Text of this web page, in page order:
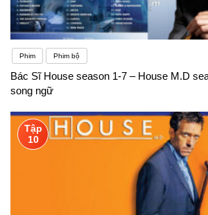
Phim Phim bộ
Bác Sĩ House season 1-7 – House M.D
song ngữ
Tập
10